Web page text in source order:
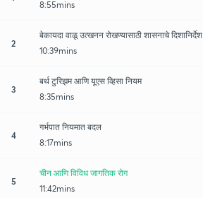
8:55mins
2
बेकायदा वाळू उत्खनन रोखण्यासाठी शासनाचे दिशानिर्देश
10:39mins
3
बर्थ टुरिझम आणि यूएस व्हिसा नियम
8:35mins
4
गर्भपात नियमात बदल
8:17mins
5
चीन आणि विविध जागतिक रोग
11:42mins